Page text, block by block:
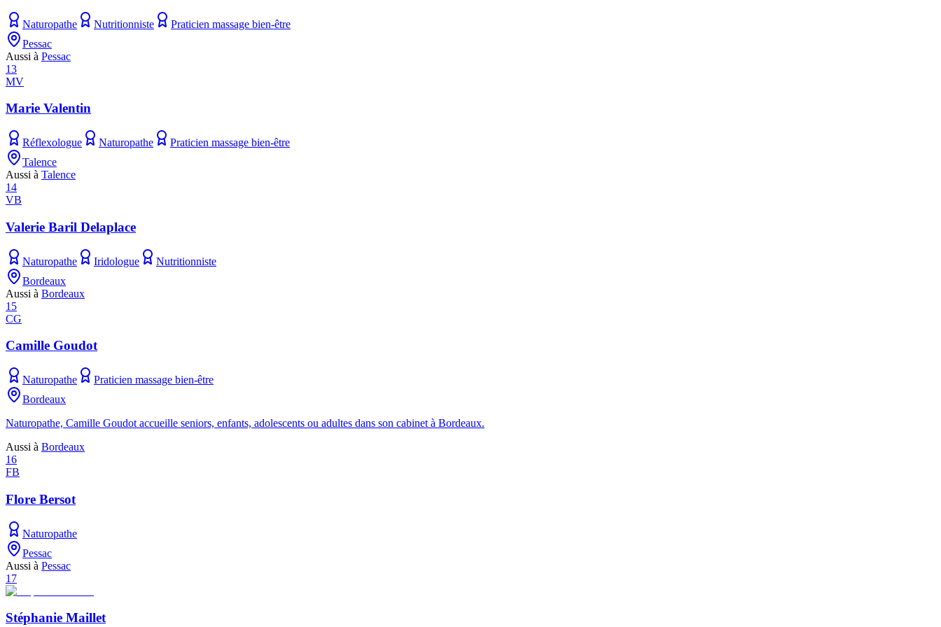
Naturopathe Nutritionniste
Praticien massage bien-être
Pessac
Aussi à Pessac
13
MV
Marie Valentin
Réflexologue Naturopathe
Praticien massage bien-être
Talence
Aussi à Talence
14
VB
Valerie Baril Delaplace
Naturopathe Iridologue
Nutritionniste
Bordeaux
Aussi à Bordeaux
15
CG
Camille Goudot
Naturopathe
Praticien massage bien-être
Bordeaux
Naturopathe, Camille Goudot accueille seniors, enfants, adolescents ou adultes dans son cabinet à Bordeaux.
Aussi à Bordeaux
16
FB
Flore Bersot
Naturopathe
Pessac
Aussi à Pessac
17
Stéphanie Maillet